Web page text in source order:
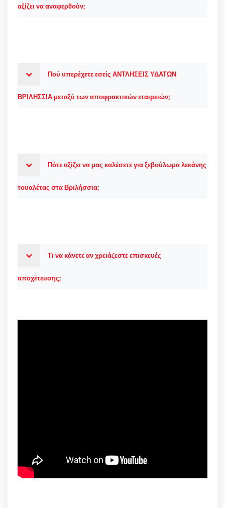
αξίζει να αναφερθούν;
Πού υπερέχετε εσείς ΑΝΤΛΗΣΕΙΣ ΥΔΑΤΩΝ
ΒΡΙΛΗΣΣΙΑ μεταξύ των αποφρακτικών εταιρειών;
Πότε αξίζει να μας καλέσετε για ξεβούλωμα λεκάνης
τουαλέτας στα Βριλήσσια;
Τι να κάνετε αν χρειάζεστε επισκευές
αποχέτευσης;